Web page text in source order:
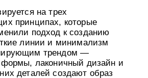
на трех
принципах, которые
подход к созданию
линии и минимализм
трендом —
формы, лаконичный дизайн и
деталей создают образ